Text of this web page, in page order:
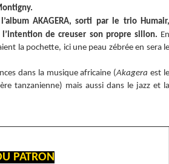
AKAGERA, sorti par le trio Humair,
de creuser son propre sillon. En
la pochette, ici une peau zébrée en sera le
dans la musique africaine (Akagera est le
tanzanienne) mais aussi dans le jazz et la
PATRON